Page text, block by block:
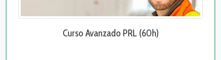
Curso Avanzado PRL (60h)